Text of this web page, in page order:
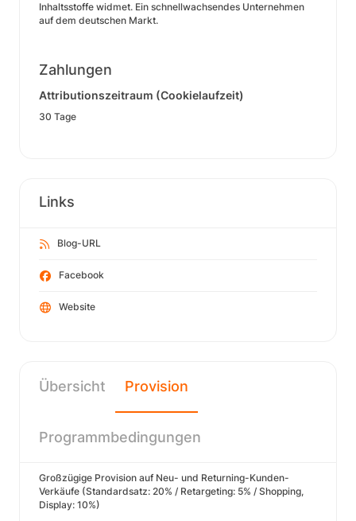
Inhaltsstoffe widmet. Ein schnellwachsendes Unternehmen
auf dem deutschen Markt.
Zahlungen
Attributionszeitraum (Cookielaufzeit)
30 Tage
Links
Blog-URL
Facebook
Website
Übersicht Provision
Programmbedingungen
Großzügige Provision auf Neu- und Returning-Kunden-
Verkäufe (Standardsatz: 20% / Retargeting: 5% / Shopping,
Display: 10%)